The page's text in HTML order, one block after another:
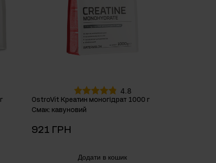
4.8
OstroVit Креатин моногідрат 1000 г
Смак: кавуновий
921 ГРН
Додати в кошик